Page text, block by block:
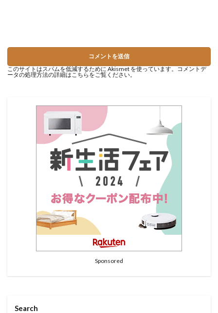
このサイトはスパムを低減するために Akismet を使っています。コメントデ
ータの処理方法の詳細はこちらをご覧ください。
Sponsored
Search